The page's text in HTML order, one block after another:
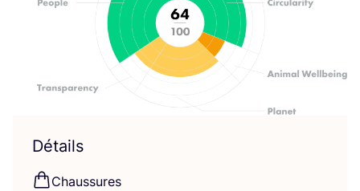
Détails
Chaus­sures